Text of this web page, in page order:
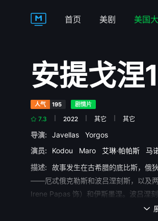
首页 美剧 美国
安提戈涅
人气 195 剧情片
7.3 2022 其它 其它
导演: Javellas Yorgos
演员:
Kodou Maro 艾琳·帕帕斯
马
描述:
故事发生在古希腊的底比斯，俄
——厄忒俄克勒斯和波吕涅刻斯，以及
Irene Papas 饰）和伊斯墨涅。波吕涅
俄克勒斯争夺王位，结果两兄弟自相残
